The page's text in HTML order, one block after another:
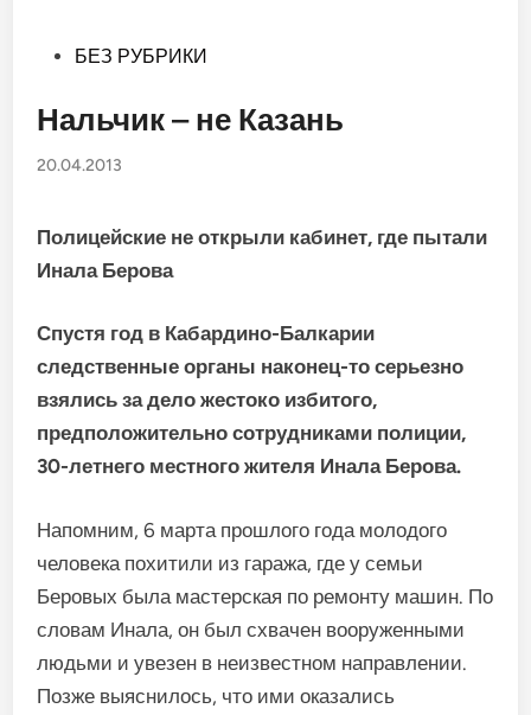
Опубликовано
БЕЗ РУБРИКИ
Нальчик – не Казань
20.04.2013
Полицейские не открыли кабинет, где пытали
Инала Берова
Спустя год в Кабардино-Балкарии
следственные органы наконец-то серьезно
взялись за дело жестоко избитого,
предположительно сотрудниками полиции,
30-летнего местного жителя Инала Берова.
Напомним, 6 марта прошлого года молодого
человека похитили из гаража, где у семьи
Беровых была мастерская по ремонту машин. По
словам Инала, он был схвачен вооруженными
людьми и увезен в неизвестном направлении.
Позже выяснилось, что ими оказались